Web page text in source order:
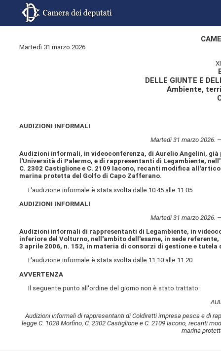
Martedì 31 marzo 2026
DELLE GIUNTE E
Ambiente,
AUDIZIONI INFORMALI
Martedì 31 marzo 2026.
Audizioni informali, in videoconferenza, di Aurelio Angelini,
l'Università di Palermo, e di rappresentanti di Legambiente,
C. 2302 Castiglione e C. 2109 Iacono, recanti modifica
marina protetta del Golfo di Capo Zafferano.
L'audizione informale è stata svolta dalle 10.45 alle 11.05.
AUDIZIONI INFORMALI
Martedì 31 marzo 2026.
Audizioni informali di rappresentanti di Legambiente, in
inferiore del Volturno, nell'ambito dell'esame, in sede
3 aprile 2006, n. 152, in materia di consorzi di gestione e
L'audizione informale è stata svolta dalle 11.10 alle 11.20.
AVVERTENZA
Il seguente punto all'ordine del giorno non è stato trattato:
Audizioni informali di rappresentanti di Coldiretti impresa pesca e di
legge C. 1028 Morfino, C. 2302 Castiglione e C. 2109 Iacono, recanti
marina